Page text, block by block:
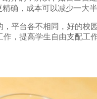
确，成本可以减少一大半
平台各不相同，好的校
，提高学生自由支配工